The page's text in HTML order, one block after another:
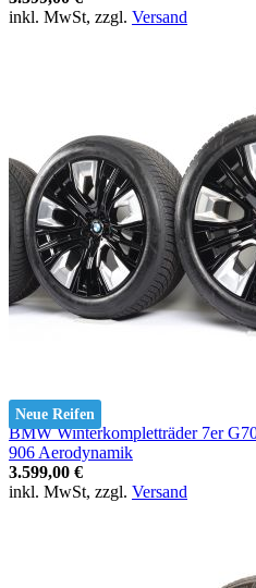
inkl. MwSt, zzgl. Versand
Neue Reifen
BMW Winterkompletträder 7er
906 Aerodynamik
3.599,00 €
inkl. MwSt, zzgl. Versand